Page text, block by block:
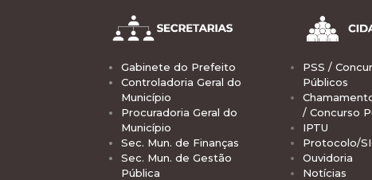
Gabinete do Prefeito
Controladoria Geral do
Município
Procuradoria Geral do
Município
Sec. Mun. de Finanças
Sec. Mun. de Gestão
Pública
PSS /
Públicos
/ Concurso
IPTU
Protocolo/
Ouvidoria
Notícias